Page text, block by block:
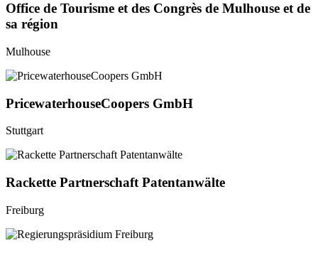
Office de Tourisme et des Congrès de Mulhouse et de
sa région
Mulhouse
PricewaterhouseCoopers GmbH
Stuttgart
Rackette Partnerschaft Patentanwälte
Freiburg